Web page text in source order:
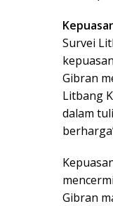
Survei
Gibran
Litbang
dalam
Gibran